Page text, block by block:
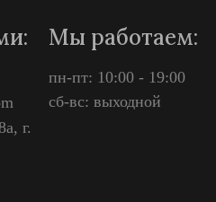
г.
Мы работаем:
пн-пт: 10:00 - 19:00
сб-вс: выходной